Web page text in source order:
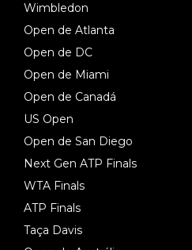
Wimbledon
Open de Atlanta
Open de DC
Open de Miami
Open de Canadá
US Open
Open de San Diego
Next Gen ATP Finals
WTA Finals
ATP Finals
Taça Davis